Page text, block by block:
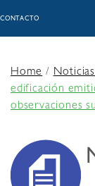
CONTACTO
Home/Noticias
edificación
observaciones